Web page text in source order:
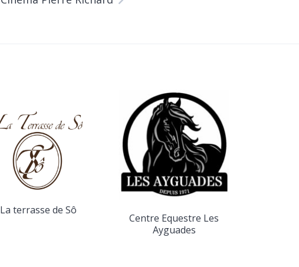
La terrasse de Sô
Centre Equestre Les
Ayguades